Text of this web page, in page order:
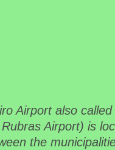
Airport also
Airport) is
the